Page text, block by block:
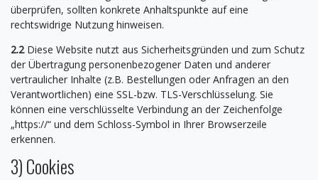
überprüfen, sollten konkrete Anhaltspunkte auf eine
rechtswidrige Nutzung hinweisen.
2.2Diese Website nutzt aus Sicherheitsgründen und zum Schutz
der Übertragung personenbezogener Daten und anderer
vertraulicher Inhalte (z.B. Bestellungen oder Anfragen an den
Verantwortlichen) eine SSL-bzw. TLS-Verschlüsselung. Sie
können eine verschlüsselte Verbindung an der Zeichenfolge
„https://“ und dem Schloss-Symbol in Ihrer Browserzeile
erkennen.
3) Cookies